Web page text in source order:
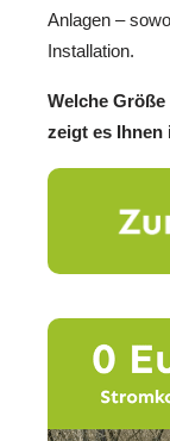
Anlagen –
Installation.
Welche
zeigt es